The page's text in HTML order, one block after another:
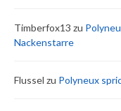
Timberfox13 zu
Nackenstarre
Flussel zu Polyneux